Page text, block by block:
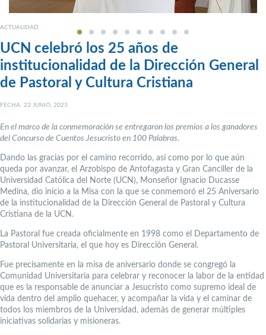
ACTUALIDAD
UCN celebró los 25 años de
institucionalidad de la Dirección General
de Pastoral y Cultura Cristiana
FECHA: 22 JUNIO, 2023
En el marco de la conmemoración se entregaron los premios a los ganadores
del Concurso de Cuentos Jesucristo en 100 Palabras.
Dando las gracias por el camino recorrido, así como por lo que aún
queda por avanzar, el Arzobispo de Antofagasta y Gran Canciller de la
Universidad Católica del Norte (UCN), Monseñor Ignacio Ducasse
Medina, dio inicio a la Misa con la que se conmemoró el 25 Aniversario
de la institucionalidad de la Dirección General de Pastoral y Cultura
Cristiana de la UCN.
La Pastoral fue creada oficialmente en 1998 como el Departamento de
Pastoral Universitaria, el que hoy es Dirección General.
Fue precisamente en la misa de aniversario donde se congregó la
Comunidad Universitaria para celebrar y reconocer la labor de la entidad
que es la responsable de anunciar a Jesucristo como supremo ideal de
vida dentro del amplio quehacer, y acompañar la vida y el caminar de
todos los miembros de la Universidad, además de generar múltiples
iniciativas solidarias y misioneras.